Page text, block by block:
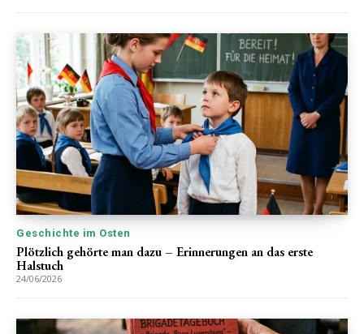
Geschichte im Osten
Plötzlich gehörte man dazu – Erinnerungen an das erste
Halstuch
24/06/2026